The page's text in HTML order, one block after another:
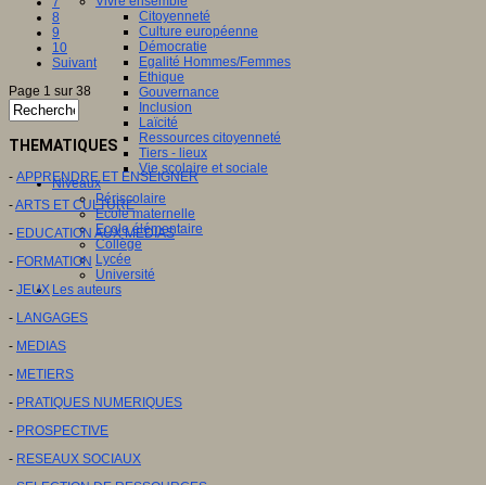
Citoyenneté
Culture européenne
Démocratie
Egalité Hommes/Femmes
Ethique
Gouvernance
Inclusion
Laïcité
Ressources citoyenneté
Tiers - lieux
Vie scolaire et sociale
Niveaux
Périscolaire
Ecole maternelle
Ecole élémentaire
Collège
Lycée
Université
Les auteurs
8
9
10
Suivant
Page 1 sur 38
THEMATIQUES
- APPRENDRE ET ENSEIGNER
-ARTS ET CULTURE
- EDUCATION AUX MEDIAS
- FORMATION
- JEUX
- LANGAGES
- MEDIAS
- METIERS
- PRATIQUES NUMERIQUES
- PROSPECTIVE
- RESEAUX SOCIAUX